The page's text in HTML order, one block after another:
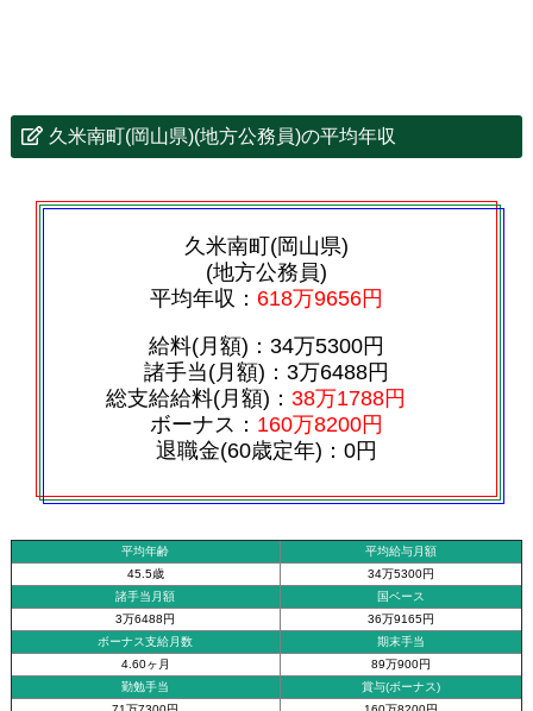
久米南町(岡山県)(地方公務員)の平均年収
久米南町(岡山県)
(地方公務員)
平均年収： 618万9656円
給料(月額)：34万5300円
諸手当(月額)：3万6488円
総支給給料(月額)： 38万1788円
ボーナス： 160万8200円
退職金(60歳定年)：0円
平均年齢
平均給与月額
45.5歳
34万5300円
諸手当月額
国ベース
3万6488円
36万9165円
ボーナス支給月数
期末手当
4.60ヶ月
89万900円
勤勉手当
賞与(ボーナス)